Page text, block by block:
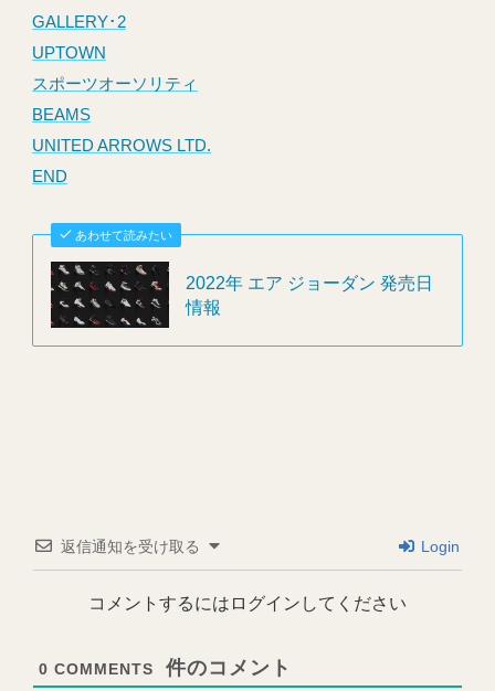
GALLERY･2
UPTOWN
スポーツオーソリティ
BEAMS
UNITED ARROWS LTD.
END
あわせて読みたい
2022年 エア ジョーダン 発売日
情報
返信通知を受け取る Login
コメントするにはログインしてください
0 COMMENTS